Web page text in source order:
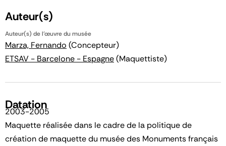
Auteur(s)
Auteur(s) de l'œuvre du musée
Marza, Fernando (Concepteur)
ETSAV - Barcelone - Espagne(Maquettiste)
Datation
2003-2005
Maquette réalisée dans le cadre de la politique de
création de maquette du musée des Monuments français